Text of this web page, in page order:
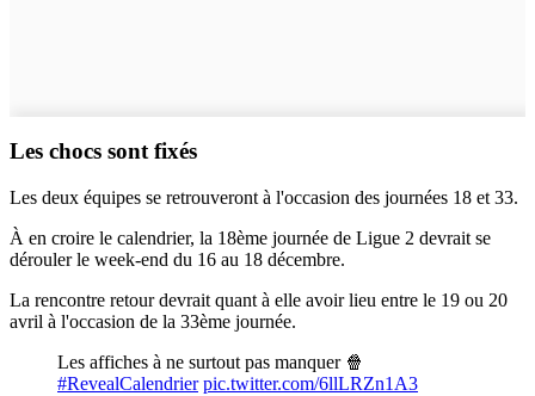
Les chocs sont fixés
Les deux équipes se retrouveront à l'occasion des journées 18 et 33.
À en croire le calendrier, la 18ème journée de Ligue 2 devrait se
dérouler le week-end du 16 au 18 décembre.
La rencontre retour devrait quant à elle avoir lieu entre le 19 ou 20
avril à l'occasion de la 33ème journée.
Les affiches à ne surtout pas manquer 🍿
#RevealCalendrier pic.twitter.com/6llLRZn1A3